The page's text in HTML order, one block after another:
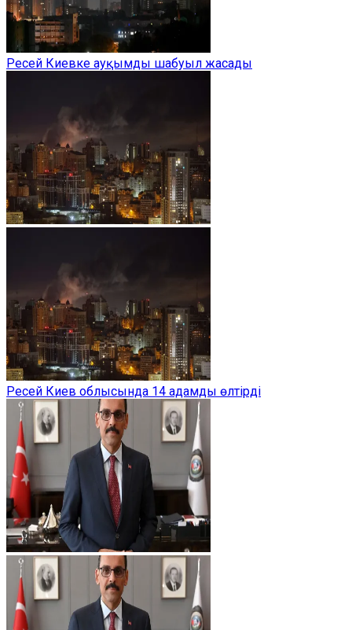
Ресей Киевке ауқымды шабуыл жасады
Ресей Киев облысында 14 адамды өлтірді